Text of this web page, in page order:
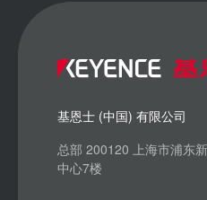
基恩士 (中国) 有限公司
总部 200120 上海市浦东
中心7楼